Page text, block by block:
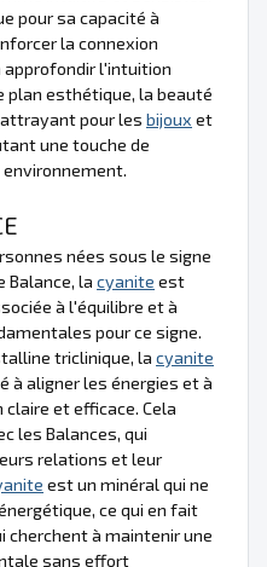
pour sa capacité à
la connexion
approfondir l'intuition
plan esthétique, la beauté
pour les bijoux et
une touche de
nées sous le signe
Balance, la cyanite est
à l'équilibre et à
pour ce signe.
triclinique, la cyanite
à aligner les énergies et à
et efficace. Cela
les Balances, qui
relations et leur
est un minéral qui ne
ce qui en fait
cherchent à maintenir une
sans effort